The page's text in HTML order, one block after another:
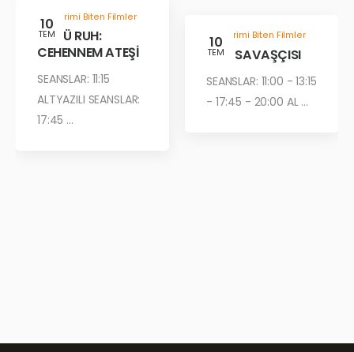
10
TEM
Gösterimi Biten Filmler
KÖTÜ RUH:
CEHENNEM ATEŞİ
SEANSLAR: 11:15
ALTYAZILI SEANSLAR:
17:45 ...
10
TEM
Gösterimi Biten Filmler
ÇÖL SAVAŞÇISI
SEANSLAR: 11:00 - 13:15
- 17:45 - 20:00 AL ...